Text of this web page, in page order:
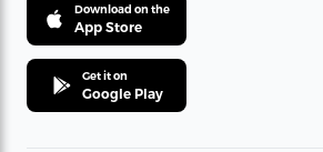
Download on the
App Store
Get it on
Google Play